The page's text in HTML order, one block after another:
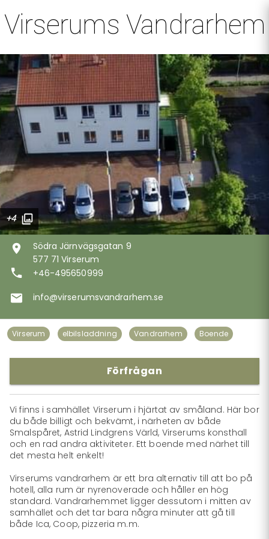
Virserums Vandrarhem
+4
Södra Järnvägsgatan 9
577 71 Virserum
+46-495650999
info@virserumsvandrarhem.se
Virserum elbilsladdning Vandrarhem Boende
Förfrågan
Vi finns i samhället Virserum i hjärtat av småland. Här bor
du både billigt och bekvämt, i närheten av både
Smalspåret, Astrid Lindgrens Värld, Virserums konsthall
och en rad andra aktiviteter. Ett boende med närhet till
det mesta helt enkelt!
Virserums vandrarhem är ett bra alternativ till att bo på
hotell, alla rum är nyrenoverade och håller en hög
standard. Vandrarhemmet ligger dessutom i mitten av
samhället och det tar bara några minuter att gå till
både Ica, Coop, pizzeria m.m.